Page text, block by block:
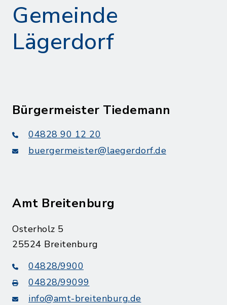
Gemeinde
Lägerdorf
Bürgermeister Tiedemann
04828 90 12 20
buergermeister@laegerdorf.de
Amt Breitenburg
Osterholz 5
25524 Breitenburg
04828/9900
04828/99099
info@amt-breitenburg.de